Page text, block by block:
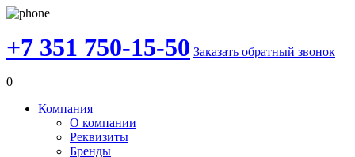
+7 351 750-15-50 Заказать обратный звонок
0
Компания
О компании
Реквизиты
Бренды